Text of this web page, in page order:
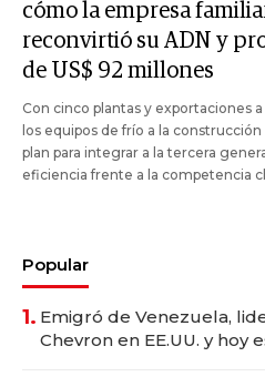
cómo la empresa
reconvirtió su ADN y
de US$ 92 millones
Con cinco plantas y exportaciones
los equipos de frío a la
plan para integrar a la tercera
eficiencia frente a la competencia
Popular
1. Emigró de Venezuela,
Chevron en EE.UU. y hoy